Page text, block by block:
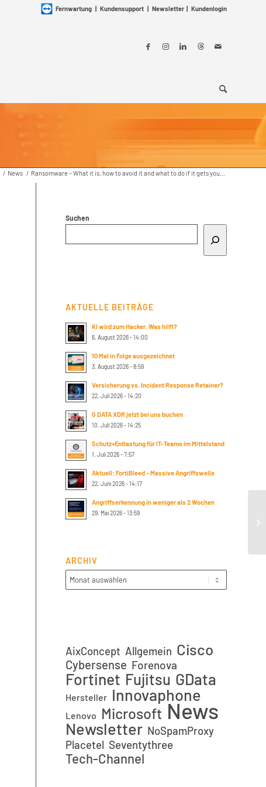
Fernwartung | Kundensupport | Newsletter | Kundenlogin
/ News / Ransomware – What it is, how to avoid it and what to do if it gets you...
Suchen
AKTUELLE BEITRÄGE
KI wird zum Hacker. Was hilft?
6. August 2026 - 14:00
10 Mal in Folge ausgezeichnet
3. August 2026 - 8:59
Versicherung vs. Incident Response Retainer?
22. Juli 2026 - 14:20
G DATA XDR jetzt bei uns buchen
10. Juli 2026 - 14:25
Schutz+Entlastung für IT-Teams im Mittelstand
1. Juli 2026 - 7:57
Aktuell: FortiBleed – Massive Angriffswelle
22. Juni 2026 - 14:17
Angriffserkennung in weniger als 2 Wochen
29. Mai 2026 - 13:59
ARCHIV
AixConcept Allgemein Cisco
Cybersense Forenova
Fortinet Fujitsu GData
Hersteller Innovaphone
Lenovo Microsoft News
Newsletter NoSpamProxy
Placetel Seventythree
Tech-Channel
it